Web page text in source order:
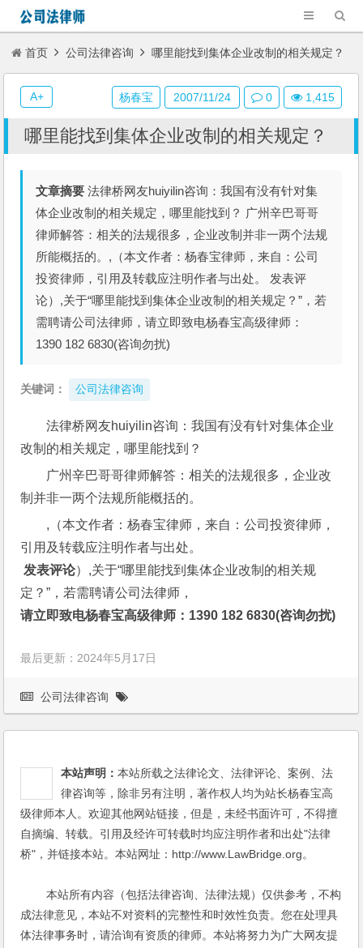
首页 公司法律咨询 哪里能找到集体企业改制的相关规定？
哪里能找到集体企业改制的相关规定？
文章摘要 法律桥网友huiyilin咨询：我国有没有针对集
体企业改制的相关规定，哪里能找到？ 广州辛巴哥哥
律师解答：相关的法规很多，企业改制并非一两个法规
所能概括的。,（本文作者：杨春宝律师，来自：公司
投资律师，引用及转载应注明作者与出处。 发表评
论）,关于“哪里能找到集体企业改制的相关规定？”，若
需聘请公司法律师，请立即致电杨春宝高级律师：
1390 182 6830(咨询勿扰)
关键词： 公司法律咨询
法律桥网友huiyilin咨询：我国有没有针对集体企业
改制的相关规定，哪里能找到？
广州辛巴哥哥律师解答：相关的法规很多，企业改
制并非一两个法规所能概括的。
,（本文作者：杨春宝律师，来自：公司投资律师，
引用及转载应注明作者与出处。
发表评论）,关于“哪里能找到集体企业改制的相关规
定？”，若需聘请公司法律师，
请立即致电杨春宝高级律师：1390 182 6830(咨询勿扰)
最后更新：2024年5月17日
杨春宝 2007/11/24 0 1,415
A+
公司法律咨询
本站声明：本站所载之法律论文、法律评论、案例、法
律咨询等，除非另有注明，著作权人均为站长杨春宝高
级律师本人。欢迎其他网站链接，但是，未经书面许可，不得擅
自摘编、转载。引用及经许可转载时均应注明作者和出处"法律
桥"，并链接本站。本站网址：http://www.LawBridge.org。
本站所有内容（包括法律咨询、法律法规）仅供参考，不构
成法律意见，本站不对资料的完整性和时效性负责。您在处理具
体法律事务时，请洽询有资质的律师。本站将努力为广大网友提